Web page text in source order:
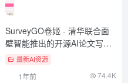
SurveyGO卷姬 - 清华联合面
壁智能推出的开源AI论文写作
工具最新AI资源
1年前 74.4K